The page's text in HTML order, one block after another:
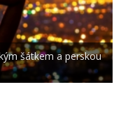
šátkem a perskou